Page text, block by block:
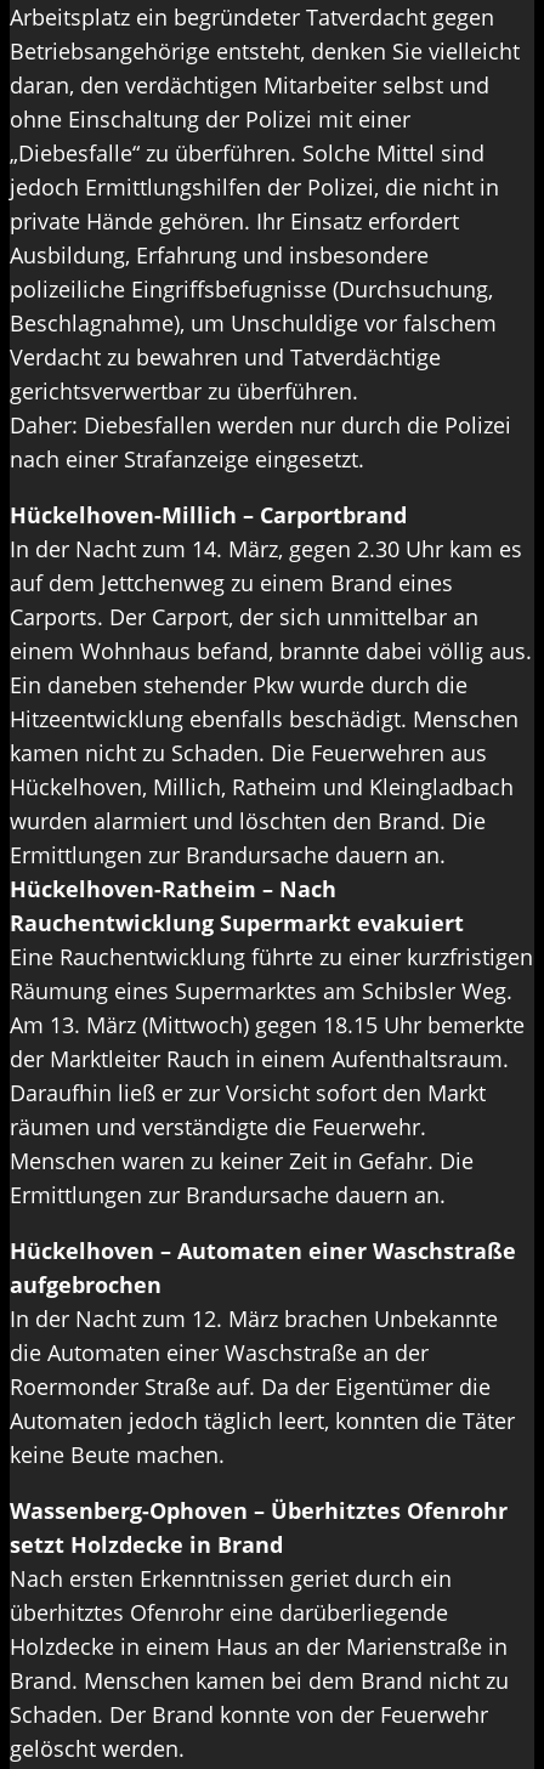
Arbeitsplatz ein begründeter Tatverdacht gegen
Betriebsangehörige entsteht, denken Sie vielleicht
daran, den verdächtigen Mitarbeiter selbst und
ohne Einschaltung der Polizei mit einer
„Diebesfalle“ zu überführen. Solche Mittel sind
jedoch Ermittlungshilfen der Polizei, die nicht in
private Hände gehören. Ihr Einsatz erfordert
Ausbildung, Erfahrung und insbesondere
polizeiliche Eingriffsbefugnisse (Durchsuchung,
Beschlagnahme), um Unschuldige vor falschem
Verdacht zu bewahren und Tatverdächtige
gerichtsverwertbar zu überführen.
Daher: Diebesfallen werden nur durch die Polizei
nach einer Strafanzeige eingesetzt.
Hückelhoven-Millich – Carportbrand
In der Nacht zum 14. März, gegen 2.30 Uhr kam es
auf dem Jettchenweg zu einem Brand eines
Carports. Der Carport, der sich unmittelbar an
einem Wohnhaus befand, brannte dabei völlig aus.
Ein daneben stehender Pkw wurde durch die
Hitzeentwicklung ebenfalls beschädigt. Menschen
kamen nicht zu Schaden. Die Feuerwehren aus
Hückelhoven, Millich, Ratheim und Kleingladbach
wurden alarmiert und löschten den Brand. Die
Ermittlungen zur Brandursache dauern an.
Hückelhoven-Ratheim – Nach
Rauchentwicklung Supermarkt evakuiert
Eine Rauchentwicklung führte zu einer kurzfristigen
Räumung eines Supermarktes am Schibsler Weg.
Am 13. März (Mittwoch) gegen 18.15 Uhr bemerkte
der Marktleiter Rauch in einem Aufenthaltsraum.
Daraufhin ließ er zur Vorsicht sofort den Markt
räumen und verständigte die Feuerwehr.
Menschen waren zu keiner Zeit in Gefahr. Die
Ermittlungen zur Brandursache dauern an.
Hückelhoven – Automaten einer Waschstraße
aufgebrochen
In der Nacht zum 12. März brachen Unbekannte
die Automaten einer Waschstraße an der
Roermonder Straße auf. Da der Eigentümer die
Automaten jedoch täglich leert, konnten die Täter
keine Beute machen.
Wassenberg-Ophoven – Überhitztes Ofenrohr
setzt Holzdecke in Brand
Nach ersten Erkenntnissen geriet durch ein
überhitztes Ofenrohr eine darüberliegende
Holzdecke in einem Haus an der Marienstraße in
Brand. Menschen kamen bei dem Brand nicht zu
Schaden. Der Brand konnte von der Feuerwehr
gelöscht werden.